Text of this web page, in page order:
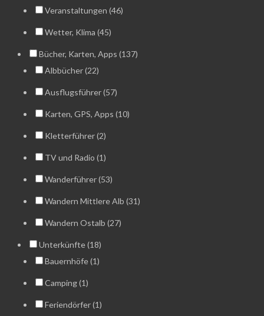
Veranstaltungen (46)
Wetter, Klima (45)
Bücher, Karten, Apps (137)
Albbücher (22)
Ausflugsführer (57)
Karten, GPS, Apps (10)
Kletterführer (2)
TV und Radio (1)
Wanderführer (53)
Wandern Mittlere Alb (31)
Wandern Ostalb (27)
Unterkünfte (18)
Bauernhöfe (1)
Camping (1)
Feriendörfer (1)